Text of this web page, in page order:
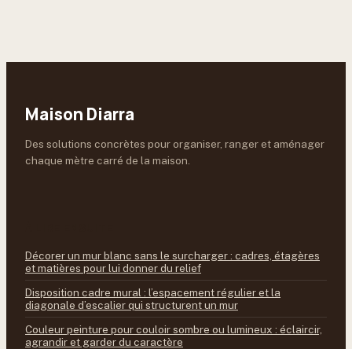
solidité durable
Maison Diarra
Des solutions concrètes pour organiser, ranger et aménager
chaque mètre carré de la maison.
Décorer un mur blanc sans le surcharger : cadres, étagères
et matières pour lui donner du relief
Disposition cadre mural : l’espacement régulier et la
diagonale d’escalier qui structurent un mur
Couleur peinture pour couloir sombre ou lumineux : éclaircir,
agrandir et garder du caractère